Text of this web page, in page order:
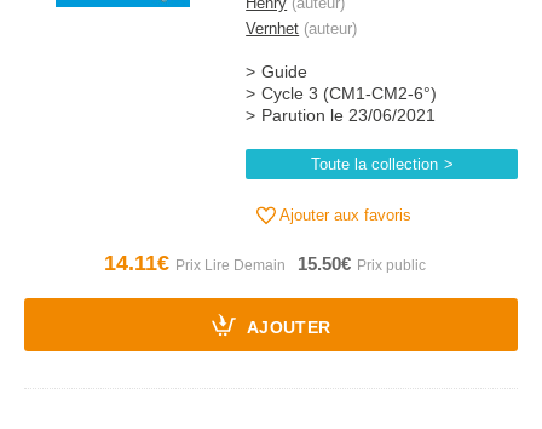
Vernhet (auteur)
Guide
Cycle 3 (CM1-CM2-6°)
Parution le 23/06/2021
Toute la collection
Ajouter aux favoris
14.11€ 15.50€
AJOUTER